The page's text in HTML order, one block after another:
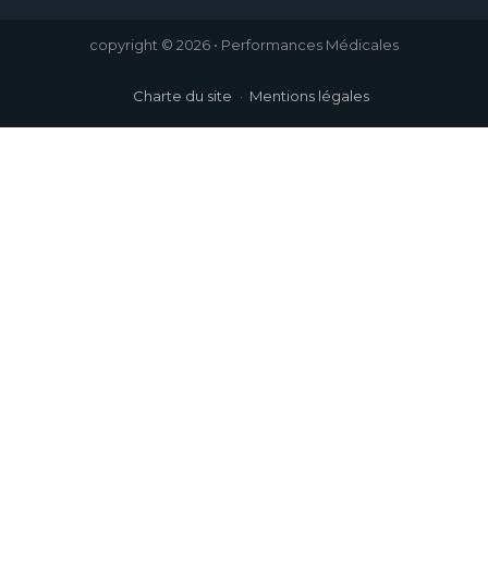
copyright © 2026 • Performances Médicales
Charte du site Mentions légales